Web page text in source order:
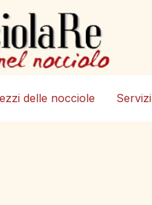
delle nocciole Servizi